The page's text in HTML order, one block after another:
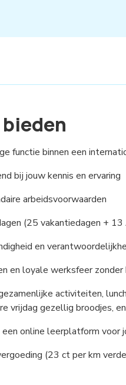
bieden
functie binnen een
bij jouw kennis en ervaring
arbeidsvoorwaarden
(25 vakantiedagen +
en
en loyale werksfeer zonder
activiteiten,
vrijdag gezellig broodjes,
online leerplatform voor
(23 ct per km